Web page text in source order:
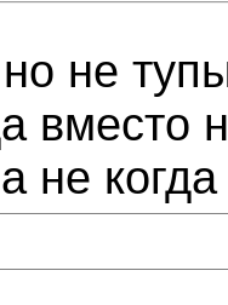
не
вместо
не